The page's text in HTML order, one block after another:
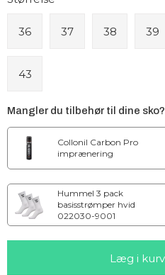
36 37 38 39
43
Mangler du tilbehør til dine sko?
Collonil Carbon Pro
imprænering
Hummel 3 pack
basisstrømper hvid
022030-9001